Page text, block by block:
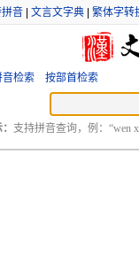
拼音 文言文字典 繁体字转
音检索 按部首检索
支持拼音查询，例：“wen